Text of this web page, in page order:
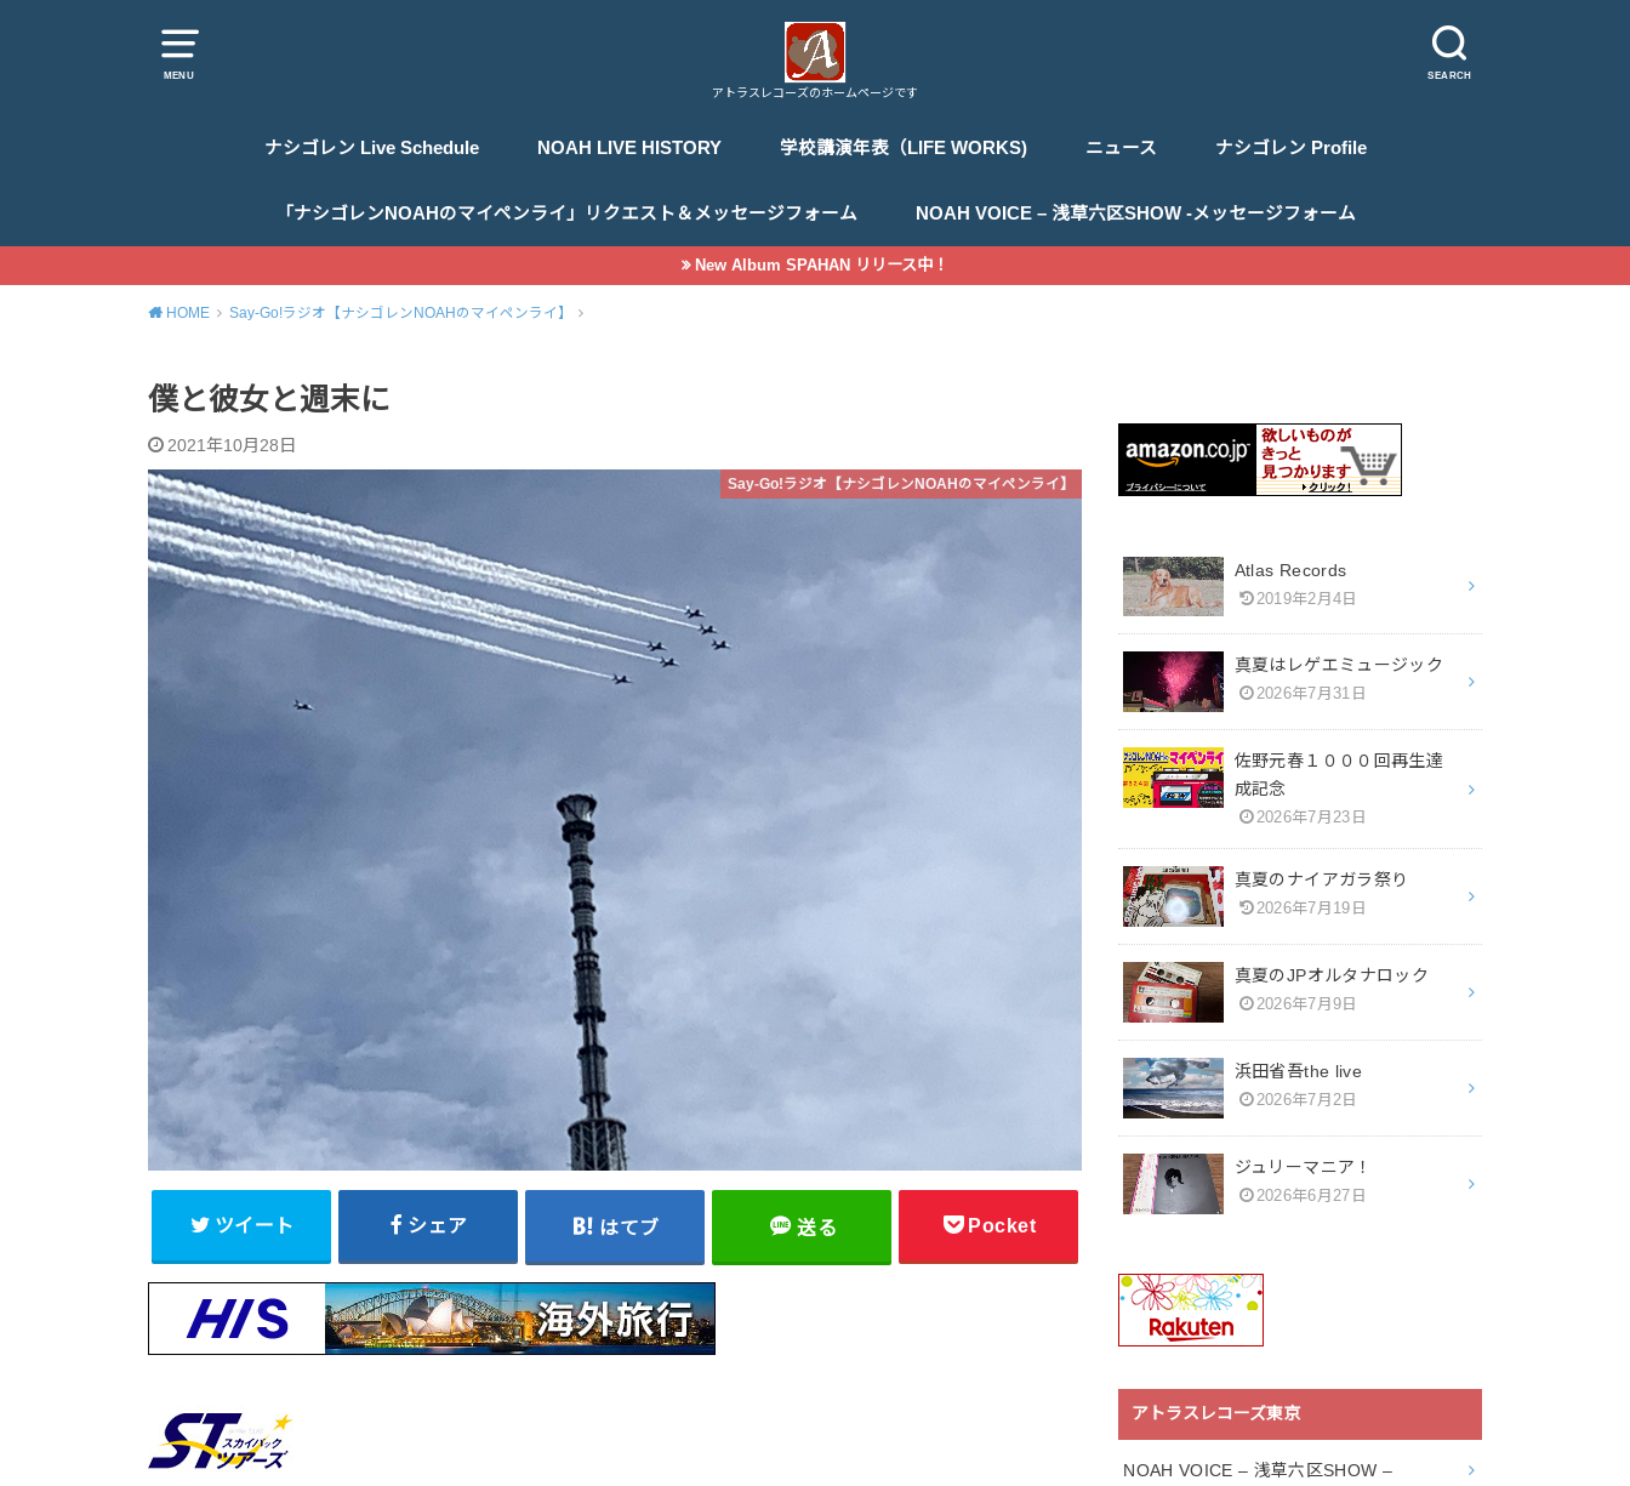
MENU SEARCH
アトラスレコーズのホームページです
ナシゴレン Live Schedule NOAH LIVE HISTORY 学校講演年表（LIFE WORKS) ニュース ナシゴレン Profile
「ナシゴレンNOAHのマイペンライ」リクエスト＆メッセージフォーム NOAH VOICE – 浅草六区SHOW -メッセージフォーム
New Album SPAHAN リリース中！
HOME Say-Go!ラジオ【ナシゴレンNOAHのマイペンライ】
僕と彼女と週末に
2021年10月28日
Say-Go!ラジオ【ナシゴレンNOAHのマイペンライ】
ツイート シェア はてブ 送る Pocket
Atlas Records
2019年2月4日
真夏はレゲエミュージック
2026年7月31日
佐野元春１０００回再生達
成記念
2026年7月23日
真夏のナイアガラ祭り
2026年7月19日
真夏のJPオルタナロック
2026年7月9日
浜田省吾the live
2026年7月2日
ジュリーマニア！
2026年6月27日
アトラスレコーズ東京
NOAH VOICE – 浅草六区SHOW –